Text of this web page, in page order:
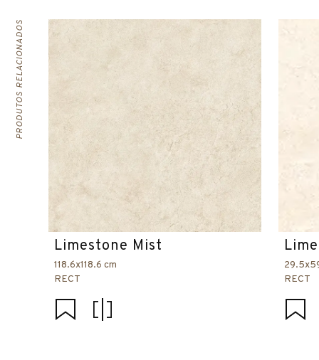
PRODUTOS RELACIONADOS
Limestone Mist
118.6x118.6 cm
RECT
RECT